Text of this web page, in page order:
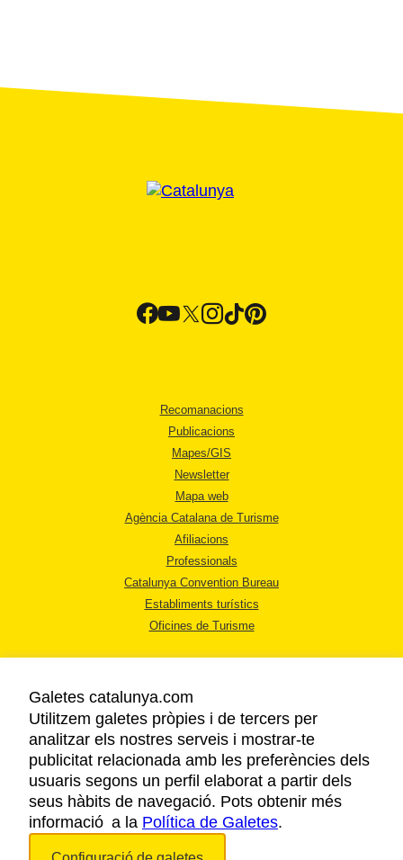
Recomanacions
Publicacions
Mapes/GIS
Newsletter
Mapa web
Agència Catalana de Turisme
Afiliacions
Professionals
Catalunya Convention Bureau
Establiments turístics
Oficines de Turisme
AVÍS LEGAL
POLÍTICA DE PRIVACITAT
COOKIES
ACCESSIBILITAT
Galetes catalunya.com
Utilitzem galetes pròpies i de tercers per
analitzar els nostres serveis i mostrar-te
publicitat relacionada amb les preferències dels
usuaris segons un perfil elaborat a partir dels
seus hàbits de navegació. Pots obtenir més
informació a la Política de Galetes.